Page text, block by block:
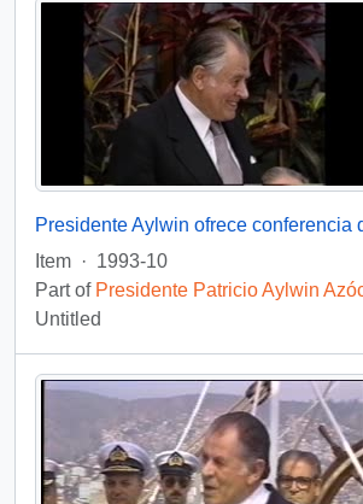
Item · 1993-10
Part of Presidente Patricio Aylwin
Untitled